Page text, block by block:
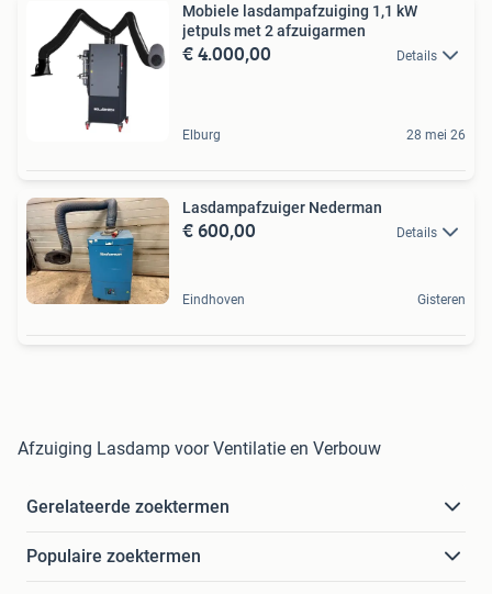
Mobiele lasdampafzuiging 1,1 kW
jetpuls met 2 afzuigarmen
€ 4.000,00 Details
Elburg 28 mei 26
Lasdampafzuiger Nederman
€ 600,00 Details
Eindhoven Gisteren
Afzuiging Lasdamp voor Ventilatie en Verbouw
Gerelateerde zoektermen
Populaire zoektermen